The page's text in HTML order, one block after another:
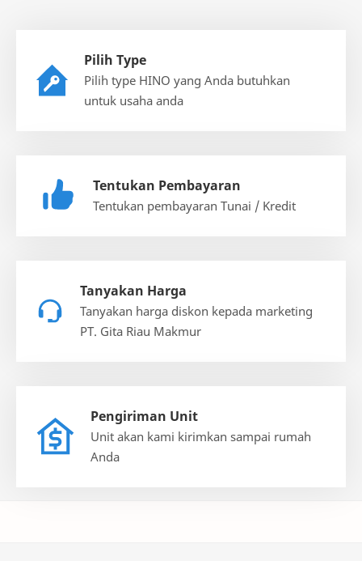
Pilih Type
Pilih type HINO yang Anda butuhkan
untuk usaha anda
Tentukan Pembayaran
Tentukan pembayaran Tunai / Kredit
Tanyakan Harga
Tanyakan harga diskon kepada marketing
PT. Gita Riau Makmur
Pengiriman Unit
Unit akan kami kirimkan sampai rumah
Anda